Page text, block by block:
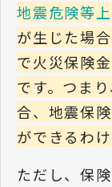
地震危険等
が生じた場
で火災保険
です。つま
合、地震保
ができるわけ
ただし、保